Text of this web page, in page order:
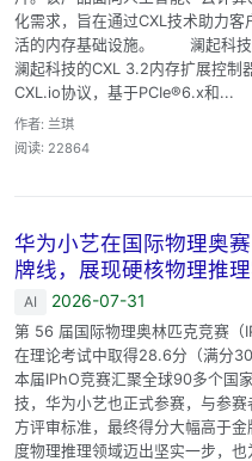
化需求，旨在通过CXL技术助力
活的内存基础设施。 澜起科
澜起科技的CXL 3.2内存扩展控制
CXL.io协议，基于PCIe®6.x和...
作者: 兰琪
阅读: 22864
华为小艺在国际物理奥
牌线，展现硬核物理推
AI 2026-07-31
第 56 届国际物理奥林匹克竞赛
在理论考试中取得28.6分（满分
本届IPhO竞赛汇聚全球90多个国
技，华为小艺也正式参赛，与参
方评审标准，最终得分大幅高于
度物理推理领域迈出坚实一步，